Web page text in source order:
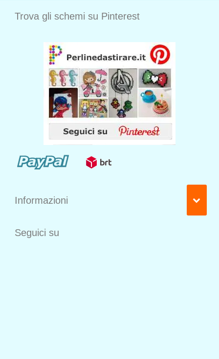
Trova gli schemi su Pinterest
Informazioni
Seguici su